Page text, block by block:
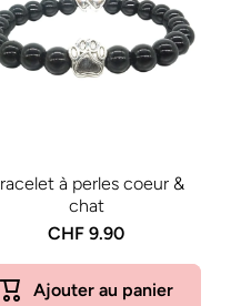
à perles coeur &
chat
CHF 9.90
Ajouter au panier